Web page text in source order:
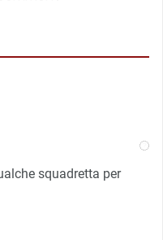
squadretta per